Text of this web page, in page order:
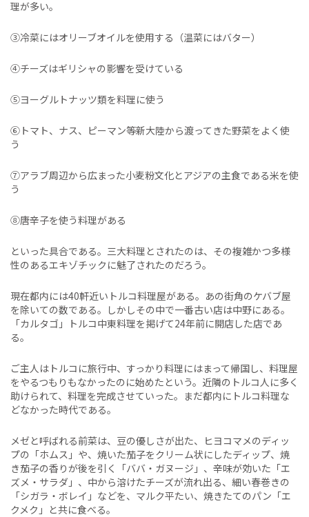
理が多い。
③冷菜にはオリーブオイルを使用する（温菜にはバター）
④チーズはギリシャの影響を受けている
⑤ヨーグルトナッツ類を料理に使う
⑥トマト、ナス、ピーマン等新大陸から渡ってきた野菜をよく使
う
⑦アラブ周辺から広まった小麦粉文化とアジアの主食である米を使
う
⑧唐辛子を使う料理がある
といった具合である。三大料理とされたのは、その複雑かつ多様
性のあるエキゾチックに魅了されたのだろう。
現在都内には40軒近いトルコ料理屋がある。あの街角のケバブ屋
を除いての数である。しかしその中で一番古い店は中野にある。
「カルタゴ」トルコ中東料理を掲げて24年前に開店した店であ
る。
ご主人はトルコに旅行中、すっかり料理にはまって帰国し、料理屋
をやるつもりもなかったのに始めたという。近隣のトルコ人に多く
助けられて、料理を完成させていった。まだ都内にトルコ料理な
どなかった時代である。
メゼと呼ばれる前菜は、豆の優しさが出た、ヒヨコマメのディッ
プの「ホムス」や、焼いた茄子をクリーム状にしたディップ、焼
き茄子の香りが後を引く「ババ・ガヌージ」、辛味が効いた「エ
ズメ・サラダ」、中から溶けたチーズが流れ出る、細い春巻きの
「シガラ・ボレイ」などを、マルク平たい、焼きたてのパン「エ
クメク」と共に食べる。